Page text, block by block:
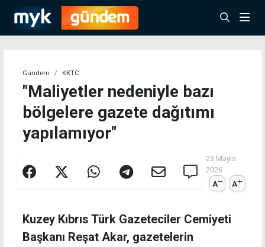
Gündem KKTC
"Maliyetler nedeniyle bazı
bölgelere gazete dağıtımı
yapılamıyor"
23 Mayıs
2026
A
A
Kuzey Kıbrıs Türk Gazeteciler Cemiyeti
Başkanı Reşat Akar, gazetelerin